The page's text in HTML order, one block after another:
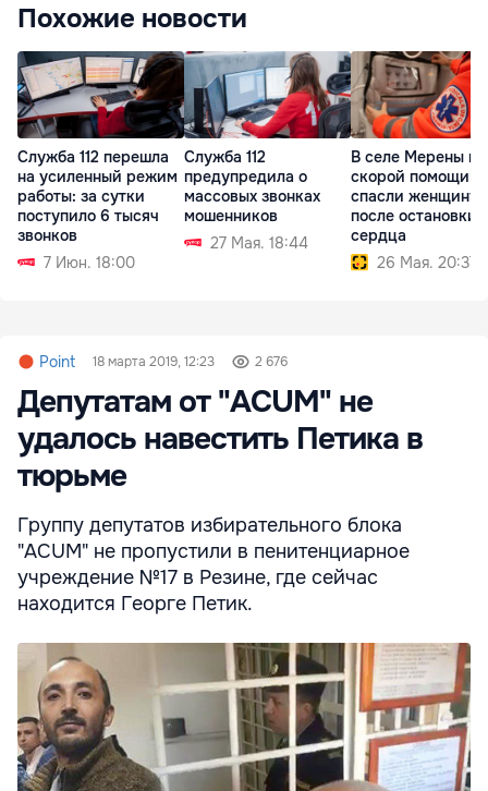
Похожие новости
Служба 112 перешла
на усиленный режим
работы: за сутки
поступило 6 тысяч
звонков
7 Июн. 18:00
Служба 112
предупредила о
массовых звонках
мошенников
27 Мая. 18:44
В селе Мерены
скорой помощи
спасли женщину
после остановки
сердца
26 Мая. 20:37
Point 18 марта 2019, 12:23 2 676
Депутатам от "ACUM" не
удалось навестить Петика в
тюрьме
Группу депутатов избирательного блока
"ACUM" не пропустили в пенитенциарное
учреждение №17 в Резине, где сейчас
находится Георге Петик.